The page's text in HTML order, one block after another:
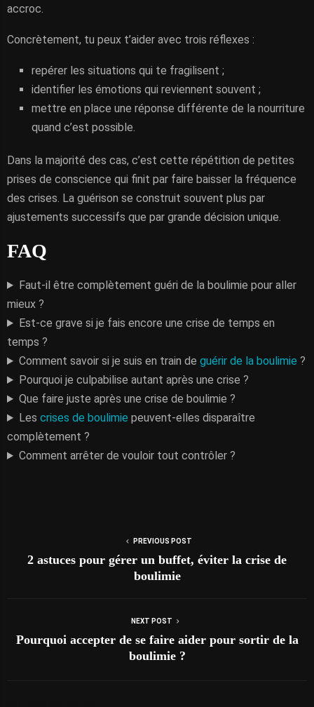
accroc.
Concrètement, tu peux t’aider avec trois réflexes :
repérer les situations qui te fragilisent ;
identifier les émotions qui reviennent souvent ;
mettre en place une réponse différente de la nourriture
quand c’est possible.
Dans la majorité des cas, c’est cette répétition de petites
prises de conscience qui finit par faire baisser la fréquence
des crises. La guérison se construit souvent plus par
ajustements successifs que par grande décision unique.
FAQ
Faut-il être complètement guéri de la boulimie pour aller
mieux ?
Est-ce grave si je fais encore une crise de temps en
temps ?
Comment savoir si je suis en train de guérir de la boulimie ?
Pourquoi je culpabilise autant après une crise ?
Que faire juste après une crise de boulimie ?
Les crises de boulimie peuvent-elles disparaître
complètement ?
Comment arrêter de vouloir tout contrôler ?
PREVIOUS POST
2 astuces pour gérer un buffet, éviter la crise de
boulimie
NEXT POST
Pourquoi accepter de se faire aider pour sortir de la
boulimie ?